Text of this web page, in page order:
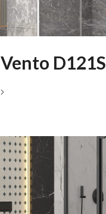
Vento D121S